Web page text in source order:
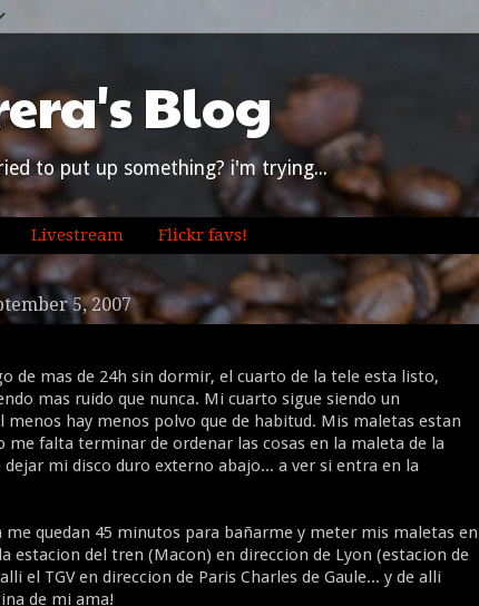
Blog
to put up something? i'm trying...
Livestream Flickr favs!
5, 2007
de mas de 24h sin dormir, el cuarto de la tele esta listo,
mas ruido que nunca. Mi cuarto sigue siendo un
menos hay menos polvo que de habitud. Mis maletas estan
me falta terminar de ordenar las cosas en la maleta de la
dejar mi disco duro externo abajo... a ver si entra en la
quedan 45 minutos para bañarme y meter mis maletas en
estacion del tren (Macon) en direccion de Lyon (estacion de
el TGV en direccion de Paris Charles de Gaule... y de alli
de mi ama!